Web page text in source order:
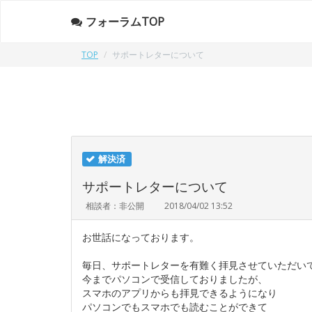
フォーラムTOP
TOP サポートレターについて
解決済
サポートレターについて
相談者：非公開 2018/04/02 13:52
お世話になっております。
毎日、サポートレターを有難く拝見させていただい
今までパソコンで受信しておりましたが、
スマホのアプリからも拝見できるようになり
パソコンでもスマホでも読むことができて